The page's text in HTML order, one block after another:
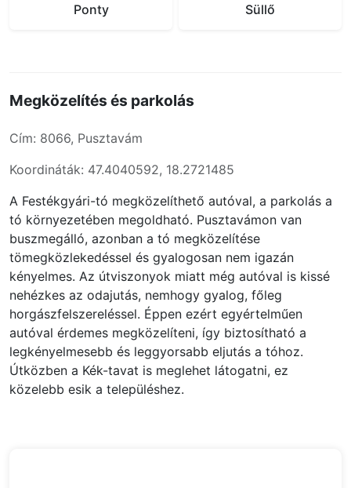
Ponty Süllő
Megközelítés és parkolás
Cím: 8066, Pusztavám
Koordináták: 47.4040592, 18.2721485
A Festékgyári-tó megközelíthető autóval, a parkolás a
tó környezetében megoldható. Pusztavámon van
buszmegálló, azonban a tó megközelítése
tömegközlekedéssel és gyalogosan nem igazán
kényelmes. Az útviszonyok miatt még autóval is kissé
nehézkes az odajutás, nemhogy gyalog, főleg
horgászfelszereléssel. Éppen ezért egyértelműen
autóval érdemes megközelíteni, így biztosítható a
legkényelmesebb és leggyorsabb eljutás a tóhoz.
Útközben a Kék-tavat is meglehet látogatni, ez
közelebb esik a településhez.